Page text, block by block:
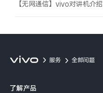
【无网通信】vivo对讲机介绍
服务 全部问题
了解产品